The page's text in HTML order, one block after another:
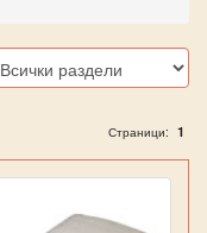
Страници: 1